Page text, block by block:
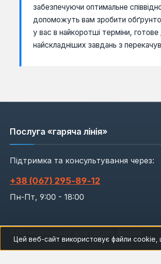
забезпечуючи оптимальне
допоможуть вам зробити
у вас в найкоротші терміни,
найскладніших завдань з
Послуга «гаряча лінія»
Підтримка та консультування через:
+38 (067) 295‑89‑12
Пн-Пт, 9:00 - 18:00
Цей веб-сайт використовує файли